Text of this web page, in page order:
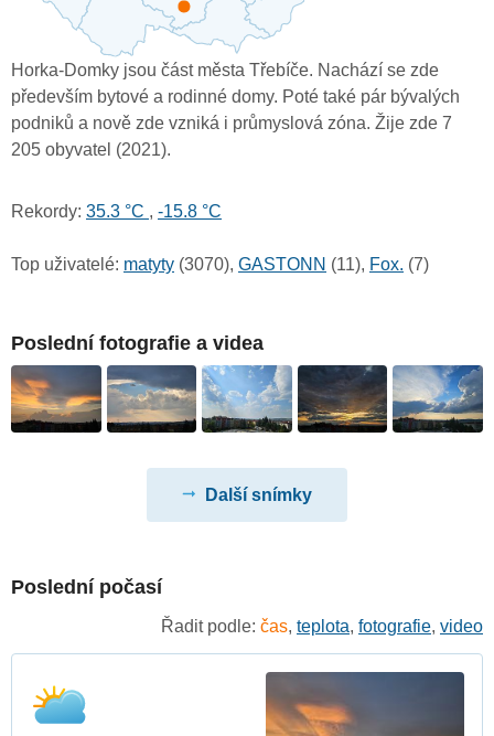
Horka-Domky jsou část města Třebíče. Nachází se zde
především bytové a rodinné domy. Poté také pár bývalých
podniků a nově zde vzniká i průmyslová zóna. Žije zde 7
205 obyvatel (2021).
Rekordy: 35.3 °C , -15.8 °C
Top uživatelé: matyty (3070), GASTONN (11), Fox. (7)
Poslední fotografie a videa
Další snímky
Poslední počasí
Řadit podle: čas, teplota, fotografie, video